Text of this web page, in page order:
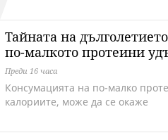
Тайната на
по-малкото протеини
Преди 16 часа
Консумацията на по-малко
калориите, може да се окаже